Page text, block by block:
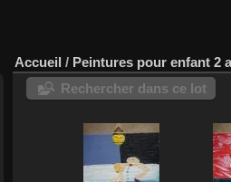
Accueil / Peintures pour enfant 2
Rechercher dans ce lot